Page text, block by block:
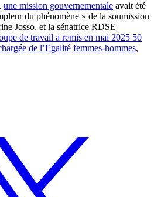
une mission gouvernementale avait été
du phénomène » de la soumission
Josso, et la sénatrice RDSE
de travail a remis en mai 2025 50
de l’Egalité femmes-hommes,